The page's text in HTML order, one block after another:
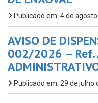
Publicado em: 4 de
AVISO DE
002/2026 – Ref.
Publicado em: 29 de julho